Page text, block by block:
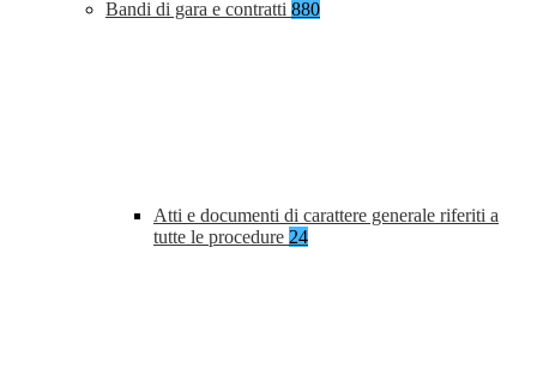
Bandi di gara e contratti 880
Atti e documenti di carattere generale riferiti a
tutte le procedure 24